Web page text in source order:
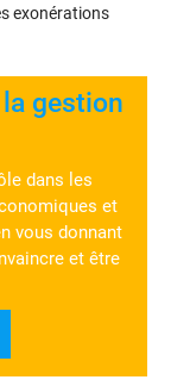
exonérations
gestion
dans les
et
vous donnant
et être